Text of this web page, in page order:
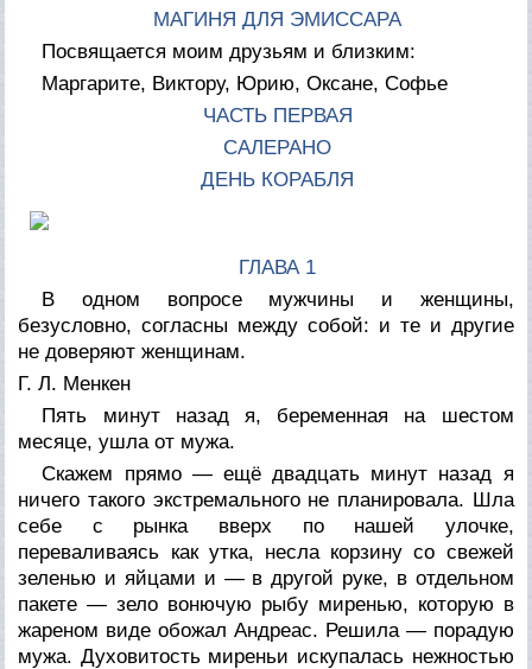
МАГИНЯ ДЛЯ ЭМИССАРА
Посвящается моим друзьям и близким:
Маргарите, Виктору, Юрию, Оксане, Софье
ЧАСТЬ ПЕРВАЯ
САЛЕРАНО
ДЕНЬ КОРАБЛЯ
ГЛАВА 1
В одном вопросе мужчины и женщины,
безусловно, согласны между собой: и те и другие
не доверяют женщинам.
Г. Л. Менкен
Пять минут назад я, беременная на шестом
месяце, ушла от мужа.
Скажем прямо — ещё двадцать минут назад я
ничего такого экстремального не планировала. Шла
себе с рынка вверх по нашей улочке,
переваливаясь как утка, несла корзину со свежей
зеленью и яйцами и — в другой руке, в отдельном
пакете — зело вонючую рыбу миренью, которую в
жареном виде обожал Андреас. Решила — порадую
мужа. Духовитость миреньи искупалась нежностью